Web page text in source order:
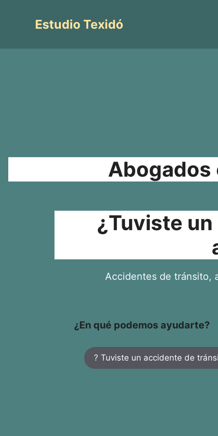
contenidoEstudio Texidó
Abogados
¿Tuviste
Accidentes de tránsito,
¿En qué podemos ayudarte?
? Tuviste un accidente de